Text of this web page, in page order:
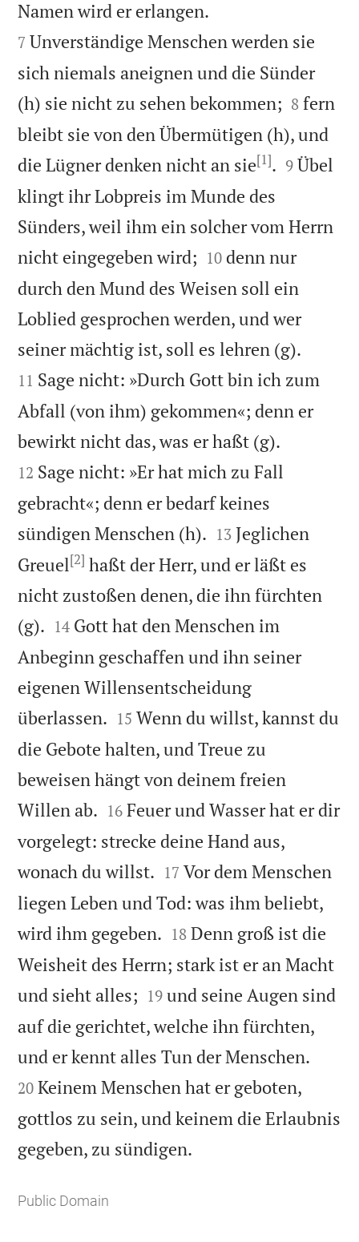
Namen wird er erlangen.
7 Unverständige Menschen werden sie
sich niemals aneignen und die Sünder
(h) sie nicht zu sehen bekommen; 

8 fern
bleibt sie von den Übermütigen (h), und
die Lügner denken nicht an sie[1]. 

9 Übel
klingt ihr Lobpreis im Munde des
Sünders, weil ihm ein solcher vom Herrn
nicht eingegeben wird; 

10 denn nur
durch den Mund des Weisen soll ein
Loblied gesprochen werden, und wer
seiner mächtig ist, soll es lehren (g).
11 Sage nicht: »Durch Gott bin ich zum
Abfall (von ihm) gekommen«; denn er
bewirkt nicht das, was er haßt (g).
12 Sage nicht: »Er hat mich zu Fall
gebracht«; denn er bedarf keines
sündigen Menschen (h). 

13 Jeglichen
Greuel[2] haßt der Herr, und er läßt es
nicht zustoßen denen, die ihn fürchten
(g). 

14 Gott hat den Menschen im
Anbeginn geschaffen und ihn seiner
eigenen Willensentscheidung
überlassen. 

15 Wenn du willst, kannst du
die Gebote halten, und Treue zu
beweisen hängt von deinem freien
Willen ab. 

16 Feuer und Wasser hat er dir
vorgelegt: strecke deine Hand aus,
wonach du willst. 

17 Vor dem Menschen
liegen Leben und Tod: was ihm beliebt,
wird ihm gegeben. 

18 Denn groß ist die
Weisheit des Herrn; stark ist er an Macht
und sieht alles; 

19 und seine Augen sind
auf die gerichtet, welche ihn fürchten,
und er kennt alles Tun der Menschen.
20 Keinem Menschen hat er geboten,
gottlos zu sein, und keinem die Erlaubnis
gegeben, zu sündigen.
Public Domain